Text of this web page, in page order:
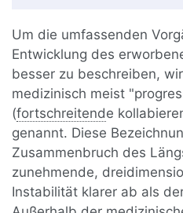
Um die umfassenden
Entwicklung des
besser zu beschreiben,
medizinisch meist
(fortschreitende
genannt. Diese
Zusammenbruch des
zunehmende,
Instabilität klarer ab als